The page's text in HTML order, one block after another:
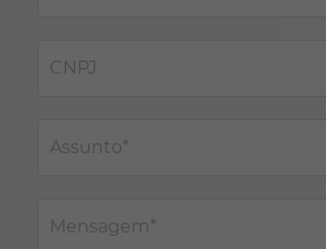
CNPJ
Assunto*
Mensagem*